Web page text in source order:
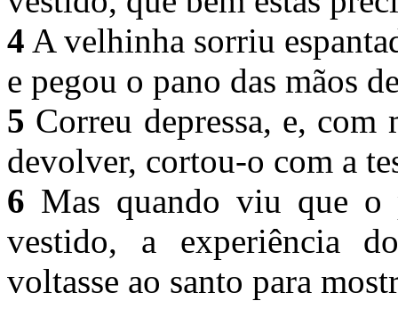
4 A velhinha sorriu
e pegou o pano das mãos
5 Correu depressa, e,
devolver, cortou-o com a
6 Mas quando viu que o
vestido, a experiência
voltasse ao santo para